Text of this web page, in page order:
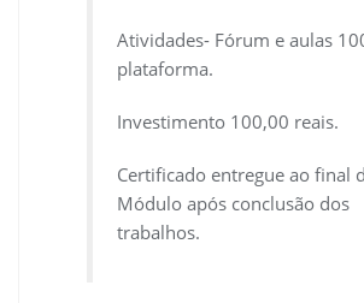
Atividades- Fórum e aulas
plataforma.
Investimento 100,00 reais.
Certificado entregue ao final
Módulo após conclusão dos
trabalhos.